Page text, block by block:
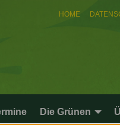
HOME
Die Grünen